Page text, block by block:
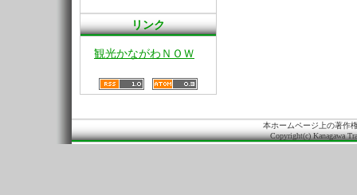
リンク
観光かながわＮＯＷ
本ホームページ上の著作
Copyright(c) Kanagawa